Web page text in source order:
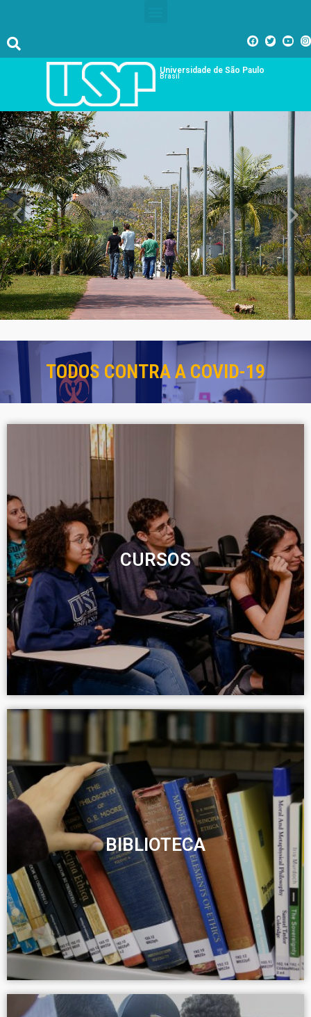
Universidade de São Paulo
Brasil
TODOS CONTRA A COVID-19
CURSOS
BIBLIOTECA